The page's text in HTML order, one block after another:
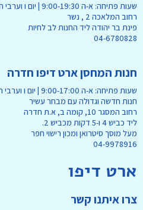
שעות פתיחה: א-ה 9:00-19:30 | יום ו וערבי חג 9:00-14:00
רחוב המלאכה 2 , נשר
פינת בר יהודה ליד החנות לב לחיות
04-6780828
חנות המחסן ארט דיפו חדרה
שעות פתיחה: א-ה 9:00-17:00 | יום ו וערבי חג 9:00-13:30
חנות חדשה וגדולה עם מבחר עשיר
רחוב המסגר 10, קומה ב, א.ת חדרה
ליד כביש 4 ו-5 דקות מכביש 2.
מעל מוסך סיטרואן ומכון רישוי חפר
04-9978916
ארט דיפו
צרו איתנו קשר